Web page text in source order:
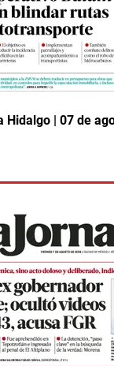
Hidalgo | 07 de